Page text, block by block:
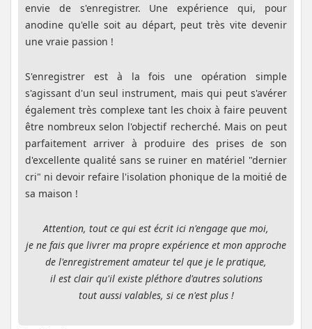
envie de s'enregistrer. Une expérience qui, pour
anodine qu'elle soit au départ, peut très vite devenir
une vraie passion !
S'enregistrer est à la fois une opération simple
s'agissant d'un seul instrument, mais qui peut s'avérer
également très complexe tant les choix à faire peuvent
être nombreux selon l'objectif recherché. Mais on peut
parfaitement arriver à produire des prises de son
d'excellente qualité sans se ruiner en matériel "dernier
cri" ni devoir refaire l'isolation phonique de la moitié de
sa maison !
Attention, tout ce qui est écrit ici n'engage que moi,
je ne fais que livrer ma propre expérience et mon approche
de l'enregistrement amateur tel que je le pratique,
il est clair qu'il existe pléthore d'autres solutions
tout aussi valables, si ce n'est plus !